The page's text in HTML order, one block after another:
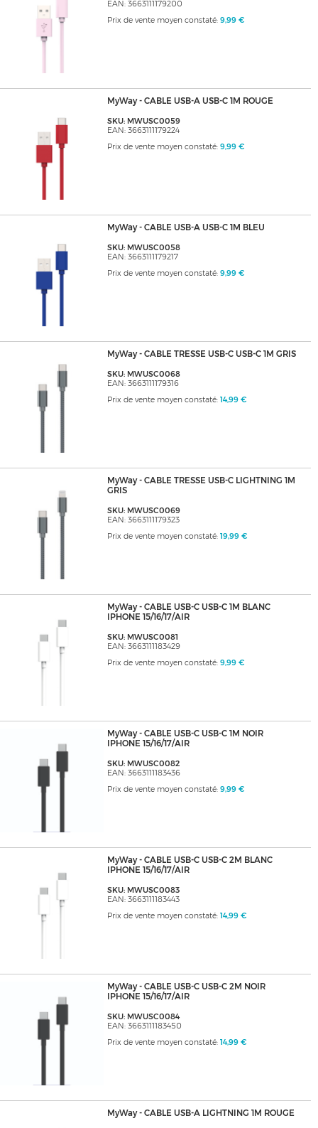
EAN: 3663111179200
Prix de vente moyen constaté: 9,99 €
MyWay - CABLE USB-A USB-C 1M ROUGE
SKU: MWUSC0059
EAN: 3663111179224
Prix de vente moyen constaté: 9,99 €
MyWay - CABLE USB-A USB-C 1M BLEU
SKU: MWUSC0058
EAN: 3663111179217
Prix de vente moyen constaté: 9,99 €
MyWay - CABLE TRESSE USB-C USB-C 1M GRIS
SKU: MWUSC0068
EAN: 3663111179316
Prix de vente moyen constaté: 14,99 €
MyWay - CABLE TRESSE USB-C LIGHTNING 1M
GRIS
SKU: MWUSC0069
EAN: 3663111179323
Prix de vente moyen constaté: 19,99 €
MyWay - CABLE USB-C USB-C 1M BLANC
IPHONE 15/16/17/AIR
SKU: MWUSC0081
EAN: 3663111183429
Prix de vente moyen constaté: 9,99 €
MyWay - CABLE USB-C USB-C 1M NOIR
IPHONE 15/16/17/AIR
SKU: MWUSC0082
EAN: 3663111183436
Prix de vente moyen constaté: 9,99 €
MyWay - CABLE USB-C USB-C 2M BLANC
IPHONE 15/16/17/AIR
SKU: MWUSC0083
EAN: 3663111183443
Prix de vente moyen constaté: 14,99 €
MyWay - CABLE USB-C USB-C 2M NOIR
IPHONE 15/16/17/AIR
SKU: MWUSC0084
EAN: 3663111183450
Prix de vente moyen constaté: 14,99 €
MyWay - CABLE USB-A LIGHTNING 1M ROUGE